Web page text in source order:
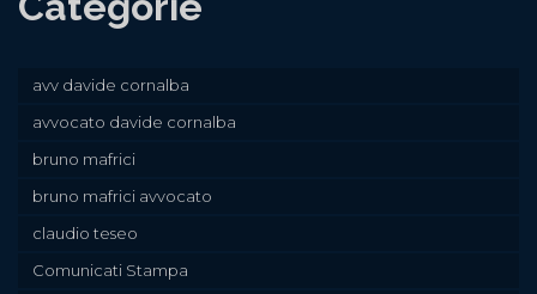
avv davide cornalba
avvocato davide cornalba
bruno mafrici
bruno mafrici avvocato
claudio teseo
Comunicati Stampa